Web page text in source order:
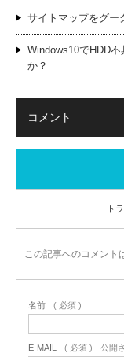
サイトマップをグー
Windows10でHDD
か？
コメント
ト
この記事へのコメント
名前 ( 必須 )
E-MAIL ( 必須 ) - 公開